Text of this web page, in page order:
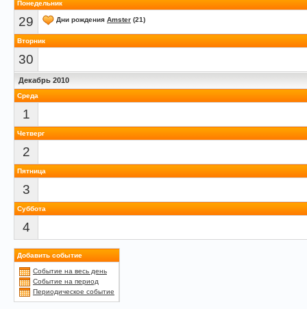
Понедельник
29 Дни рождения Amster (21)
Вторник
30
Декабрь 2010
Среда
1
Четверг
2
Пятница
3
Суббота
4
Добавить событие
Событие на весь день
Событие на период
Периодическое событие